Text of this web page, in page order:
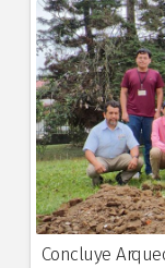
Concluye